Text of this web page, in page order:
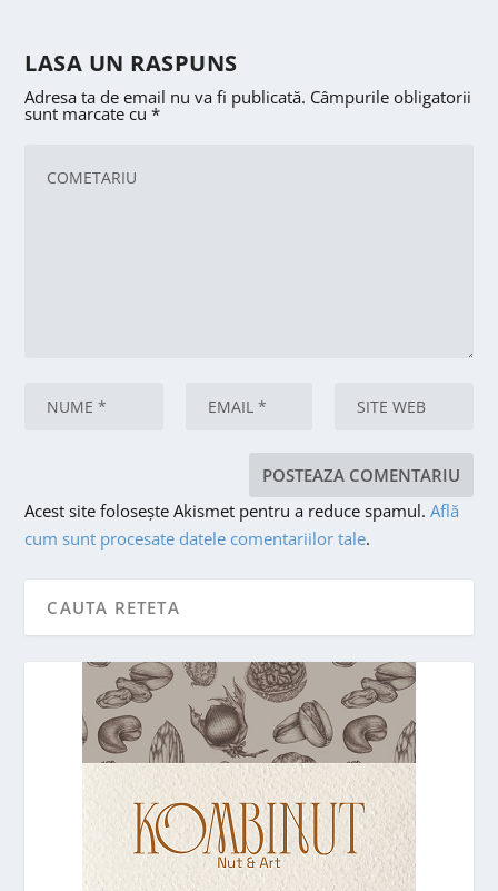
LASA UN RASPUNS
Adresa ta de email nu va fi publicată. Câmpurile obligatorii
sunt marcate cu*
Acest site folosește Akismet pentru a reduce spamul.Află
cum sunt procesate datele comentariilor tale.